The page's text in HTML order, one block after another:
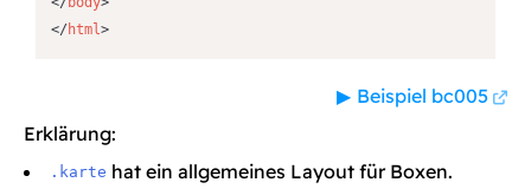
</ html>
Beispiel bc005
Erklärung:
.karte hat ein allgemeines Layout für Boxen.